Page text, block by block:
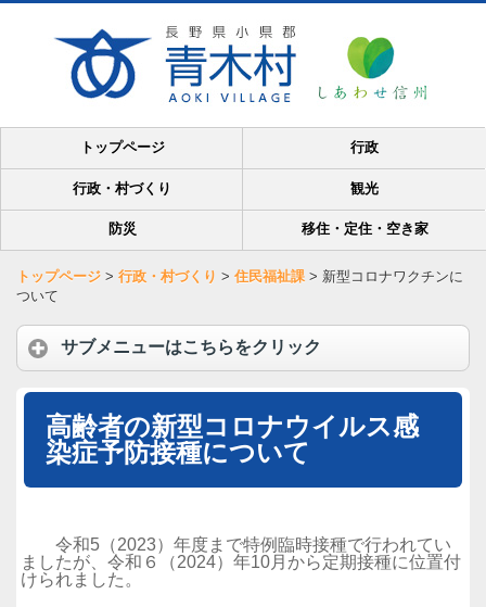
トップページ 行政
行政・村づくり 観光
防災 移住・定住・空き家
トップページ > 行政・村づくり > 住民福祉課 > 新型コロナワクチンに
ついて
サブメニューはこちらをクリック
高齢者の新型コロナウイルス感
染症予防接種について
令和5（2023）年度まで特例臨時接種で行われてい
ましたが、令和６（2024）年10月から定期接種に位置付
けられました。